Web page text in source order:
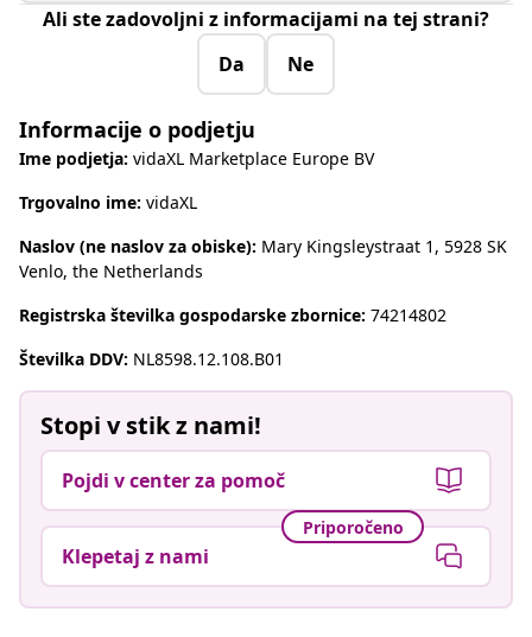
Ali ste zadovoljni z informacijami na tej strani?
Da
Ne
Informacije o podjetju
Ime podjetja: vidaXL Marketplace Europe BV
Trgovalno ime: vidaXL
Naslov (ne naslov za obiske): Mary Kingsleystraat 1, 5928 SK
Venlo, the Netherlands
Registrska številka gospodarske zbornice: 74214802
Številka DDV: NL8598.12.108.B01
Stopi v stik z nami!
Pojdi v center za pomoč
Priporočeno
Klepetaj z nami